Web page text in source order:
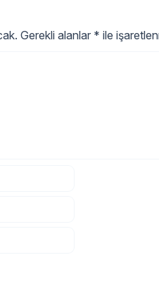
Gerekli alanlar * ile